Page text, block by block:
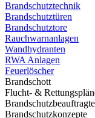
Brandschutztechnik
Brandschutztüren
Brandschutztore
Rauchwarnanlagen
Wandhydranten
RWA Anlagen
Feuerlöscher
Brandschott
Flucht- &
Brandschutzbeauftragte
Brandschutzkonzepte